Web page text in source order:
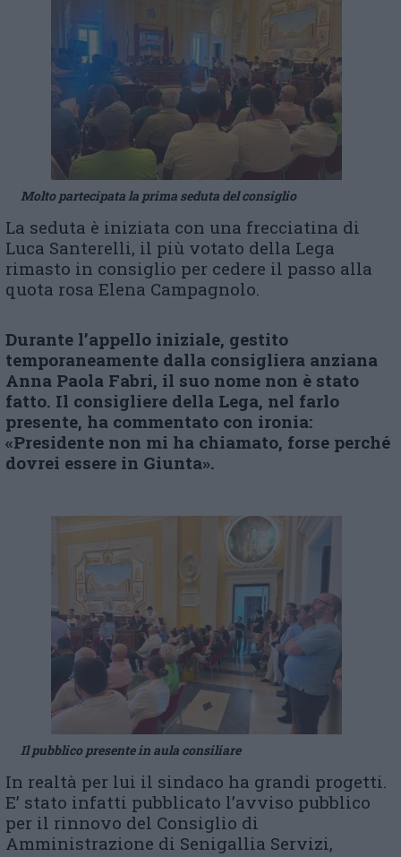
Molto partecipata la prima seduta del consiglio
La seduta è iniziata con una frecciatina di
Luca Santerelli, il più votato della Lega
rimasto in consiglio per cedere il passo alla
quota rosa Elena Campagnolo.
Durante l’appello iniziale, gestito
temporaneamente dalla consigliera anziana
Anna Paola Fabri, il suo nome non è stato
fatto. Il consigliere della Lega, nel farlo
presente, ha commentato con ironia:
«Presidente non mi ha chiamato, forse perché
dovrei essere in Giunta».
Il pubblico presente in aula consiliare
In realtà per lui il sindaco ha grandi progetti.
E’ stato infatti pubblicato l’avviso pubblico
per il rinnovo del Consiglio di
Amministrazione di Senigallia Servizi,